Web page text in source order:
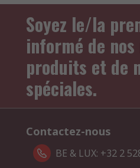
Soyez le/la
informé de nos
produits et de
spéciales.
Contactez-nous
BE & LUX: +32 2